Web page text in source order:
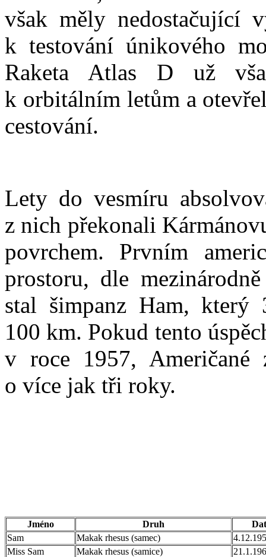
však měly nedostačující
k testování únikového
Raketa Atlas D už
k orbitálním letům a
cestování.
Lety do vesmíru
z nich překonali
povrchem. Prvním
prostoru, dle
stal šimpanz Ham, který
100 km. Pokud tento
v roce 1957,
o více jak tři roky.
Jméno Druh
Sam
Makak rhesus (samec)
Miss Sam
Makak rhesus (samice)